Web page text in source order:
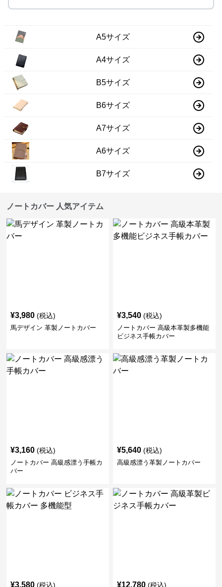
A5サイズ
A4サイズ
B5サイズ
B6サイズ
A7サイズ
A6サイズ
B7サイズ
ノートカバー 人気アイテム
¥3,980 (税込)
馬デザイン 革製ノートカバー
¥3,540 (税込)
ノートカバー 高級本革製多機能
ビジネス手帳カバー
¥3,160 (税込)
ノートカバー 高級感漂う手帳カ
バー
¥5,640 (税込)
高級感漂う革製ノートカバー
¥3,580 (税込) ¥12,780 (税込)